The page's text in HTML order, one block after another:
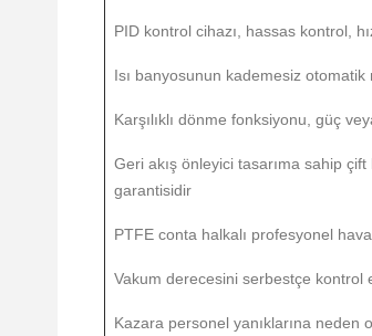
PID kontrol cihazı, hassas kontrol,
Isı banyosunun kademesiz otomatik
Karşılıklı dönme fonksiyonu, güç
Geri akış önleyici tasarıma sahip
garantisidir
PTFE conta halkalı profesyonel hava
Vakum derecesini serbestçe kontrol
Kazara personel yanıklarına neden